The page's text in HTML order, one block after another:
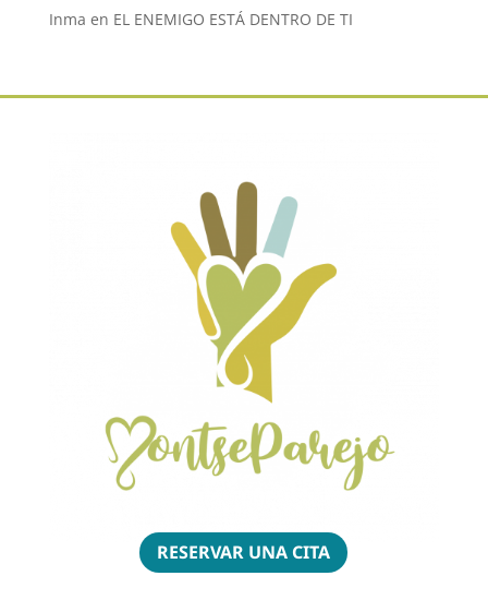
Inma en EL ENEMIGO ESTÁ DENTRO DE TI
RESERVAR UNA CITA